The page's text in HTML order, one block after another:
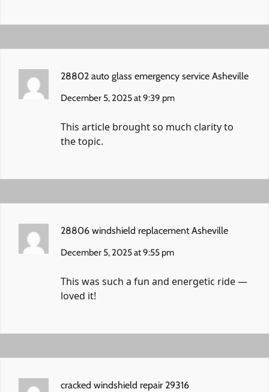
28802 auto glass emergency service Asheville
December 5, 2025 at 9:39 pm
This article brought so much clarity to
the topic.
28806 windshield replacement Asheville
December 5, 2025 at 9:55 pm
This was such a fun and energetic ride —
loved it!
cracked windshield repair 29316